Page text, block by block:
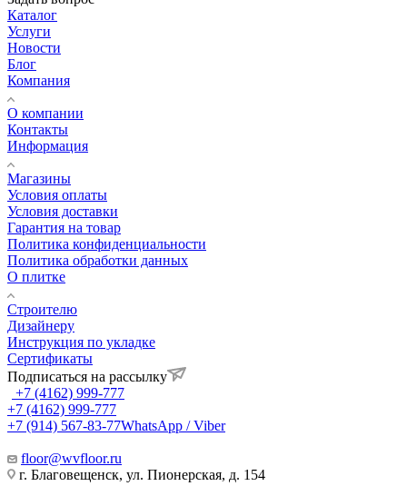
Каталог
Услуги
Новости
Блог
Компания
О компании
Контакты
Информация
Магазины
Условия оплаты
Условия доставки
Гарантия на товар
Политика конфиденциальности
Политика обработки данных
О плитке
Строителю
Дизайнеру
Инструкция по укладке
Сертификаты
Подписаться на рассылку
+7 (4162) 999-777
+7 (4162) 999-777
+7 (914) 567-83-77WhatsApp / Viber
floor@wvfloor.ru
г. Благовещенск, ул. Пионерская, д. 154